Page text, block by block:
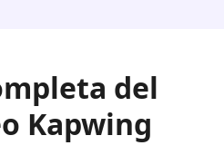
del
Kapwing